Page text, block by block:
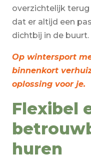
overzichtelijk terug
dat er altijd een
dichtbij in de buurt.
Op wintersport
binnenkort
oplossing voor je.
Flexibel
huren